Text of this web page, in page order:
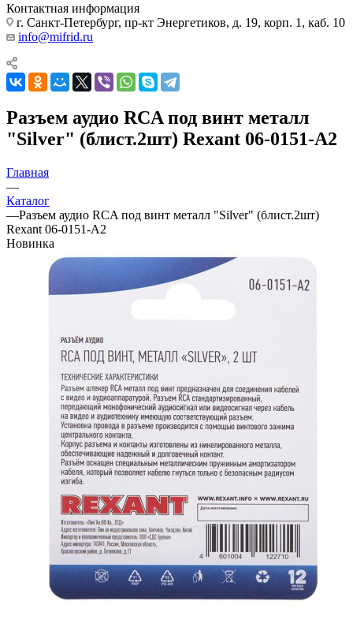
Контактная информация
г. Санкт-Петербург, пр-кт Энергетиков, д. 19, корп. 1, каб. 10
info@mifrid.ru
Разъем аудио RCA под винт металл
"Silver" (блист.2шт) Rexant 06-0151-A2
Главная
—
Каталог
—Разъем аудио RCA под винт металл "Silver" (блист.2шт)
Rexant 06-0151-A2
Новинка